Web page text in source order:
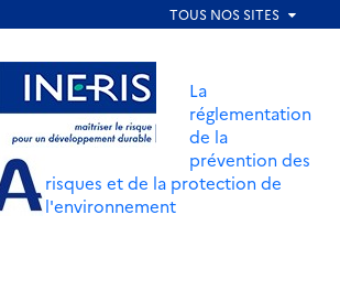
Aller au menu
page
La
réglementation
de la
prévention des
risques et de la protection de
l'environnement